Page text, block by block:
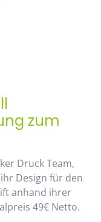
zum
Druck Team,
Design für den
anhand ihrer
49€ Netto.